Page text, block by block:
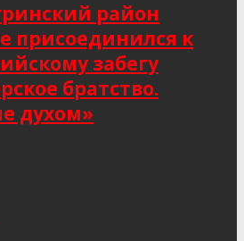
район
присоединился к
забегу
братство.
духом»